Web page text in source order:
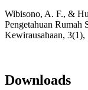
Wibisono, A. F., &
Pengetahuan Rumah
Kewirausahaan, 3(1),
Downloads